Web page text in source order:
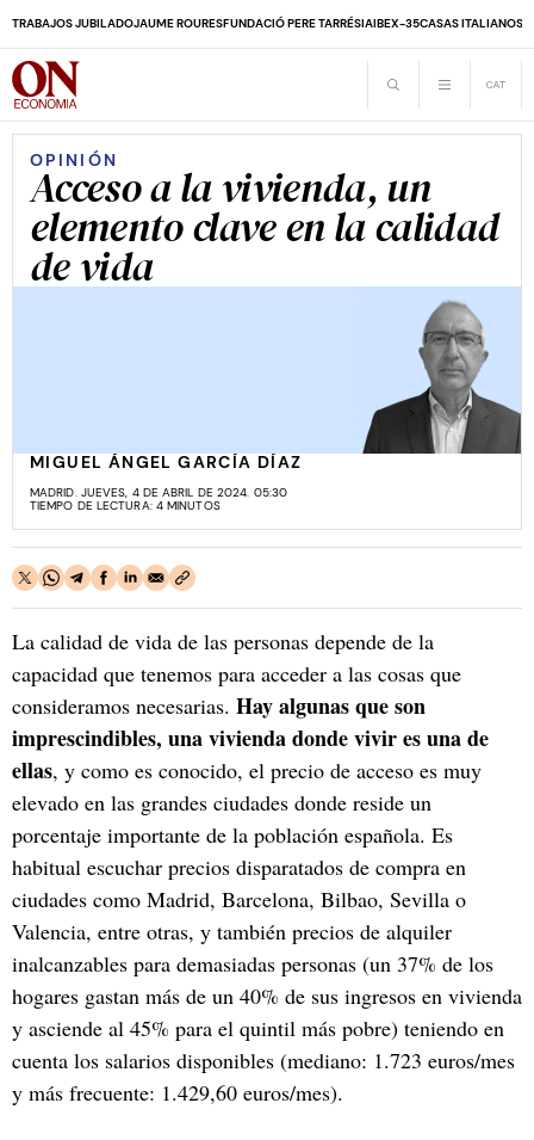
TRABAJOS JUBILADOJAUME ROURESFUNDACIÓ PERE TARRÉSIAIBEX-35CASAS ITALIANOS
OPINIÓN
Acceso a la vivienda, un
elemento clave en la calidad
de vida
MIGUEL ÁNGEL GARCÍA DÍAZ
MADRID. JUEVES, 4 DE ABRIL DE 2024. 05:30
TIEMPO DE LECTURA: 4 MINUTOS
La calidad de vida de las personas depende de la
capacidad que tenemos para acceder a las cosas que
consideramos necesarias. Hay algunas que son
imprescindibles, una vivienda donde vivir es una de
ellas, y como es conocido, el precio de acceso es muy
elevado en las grandes ciudades donde reside un
porcentaje importante de la población española. Es
habitual escuchar precios disparatados de compra en
ciudades como Madrid, Barcelona, Bilbao, Sevilla o
Valencia, entre otras, y también precios de alquiler
inalcanzables para demasiadas personas (un 37% de los
hogares gastan más de un 40% de sus ingresos en vivienda
y asciende al 45% para el quintil más pobre) teniendo en
cuenta los salarios disponibles (mediano: 1.723 euros/mes
y más frecuente: 1.429,60 euros/mes).